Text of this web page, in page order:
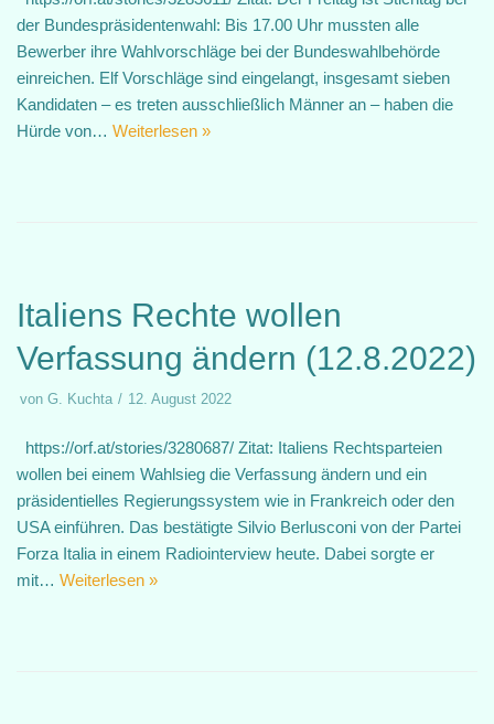
der Bundespräsidentenwahl: Bis 17.00 Uhr mussten alle
Bewerber ihre Wahlvorschläge bei der Bundeswahlbehörde
einreichen. Elf Vorschläge sind eingelangt, insgesamt sieben
Kandidaten – es treten ausschließlich Männer an – haben die
Hürde von… Weiterlesen »
Italiens Rechte wollen
Verfassung ändern (12.8.2022)
von G. Kuchta 12. August 2022
https://orf.at/stories/3280687/ Zitat: Italiens Rechtsparteien
wollen bei einem Wahlsieg die Verfassung ändern und ein
präsidentielles Regierungssystem wie in Frankreich oder den
USA einführen. Das bestätigte Silvio Berlusconi von der Partei
Forza Italia in einem Radiointerview heute. Dabei sorgte er
mit… Weiterlesen »